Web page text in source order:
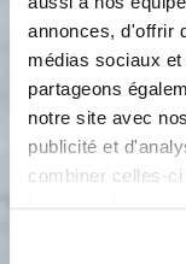
annonces, d'offrir
médias sociaux
partageons
notre site avec
publicité et
combiner celles-